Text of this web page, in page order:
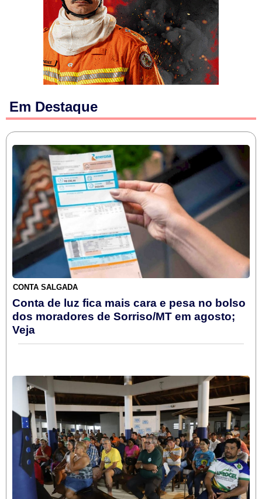
Em Destaque
CONTA SALGADA
Conta de luz fica mais cara e pesa no bolso
dos moradores de Sorriso/MT em agosto;
Veja